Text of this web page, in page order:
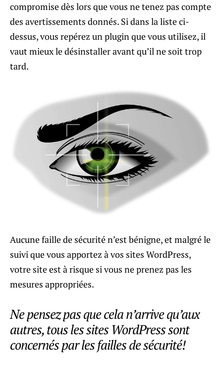
compromise dès lors que vous ne tenez pas compte
des avertissements donnés. Si dans la liste ci-
dessus, vous repérez un plugin que vous utilisez, il
vaut mieux le désinstaller avant qu’il ne soit trop
tard.
Aucune faille de sécurité n’est bénigne, et malgré le
suivi que vous apportez à vos sites WordPress,
votre site est à risque si vous ne prenez pas les
mesures appropriées.
Ne pensez pas que cela n’arrive qu’aux
autres, tous les sites WordPress sont
concernés par les failles de sécurité!